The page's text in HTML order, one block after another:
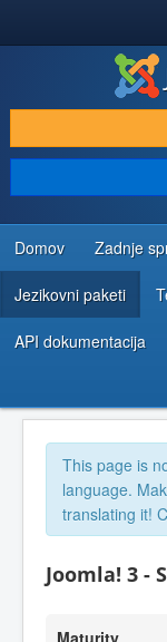
PRENESI IN RAZŠIRI
ODKRIJTE & IZVEJTE
SKUPNOST IN
VIRI ZA RAZVIJALCE
Domov Zadnje
Jezikovni paketi
API dokumentacija
This page is
language.
translating it!
Joomla! 3 -
Maturity